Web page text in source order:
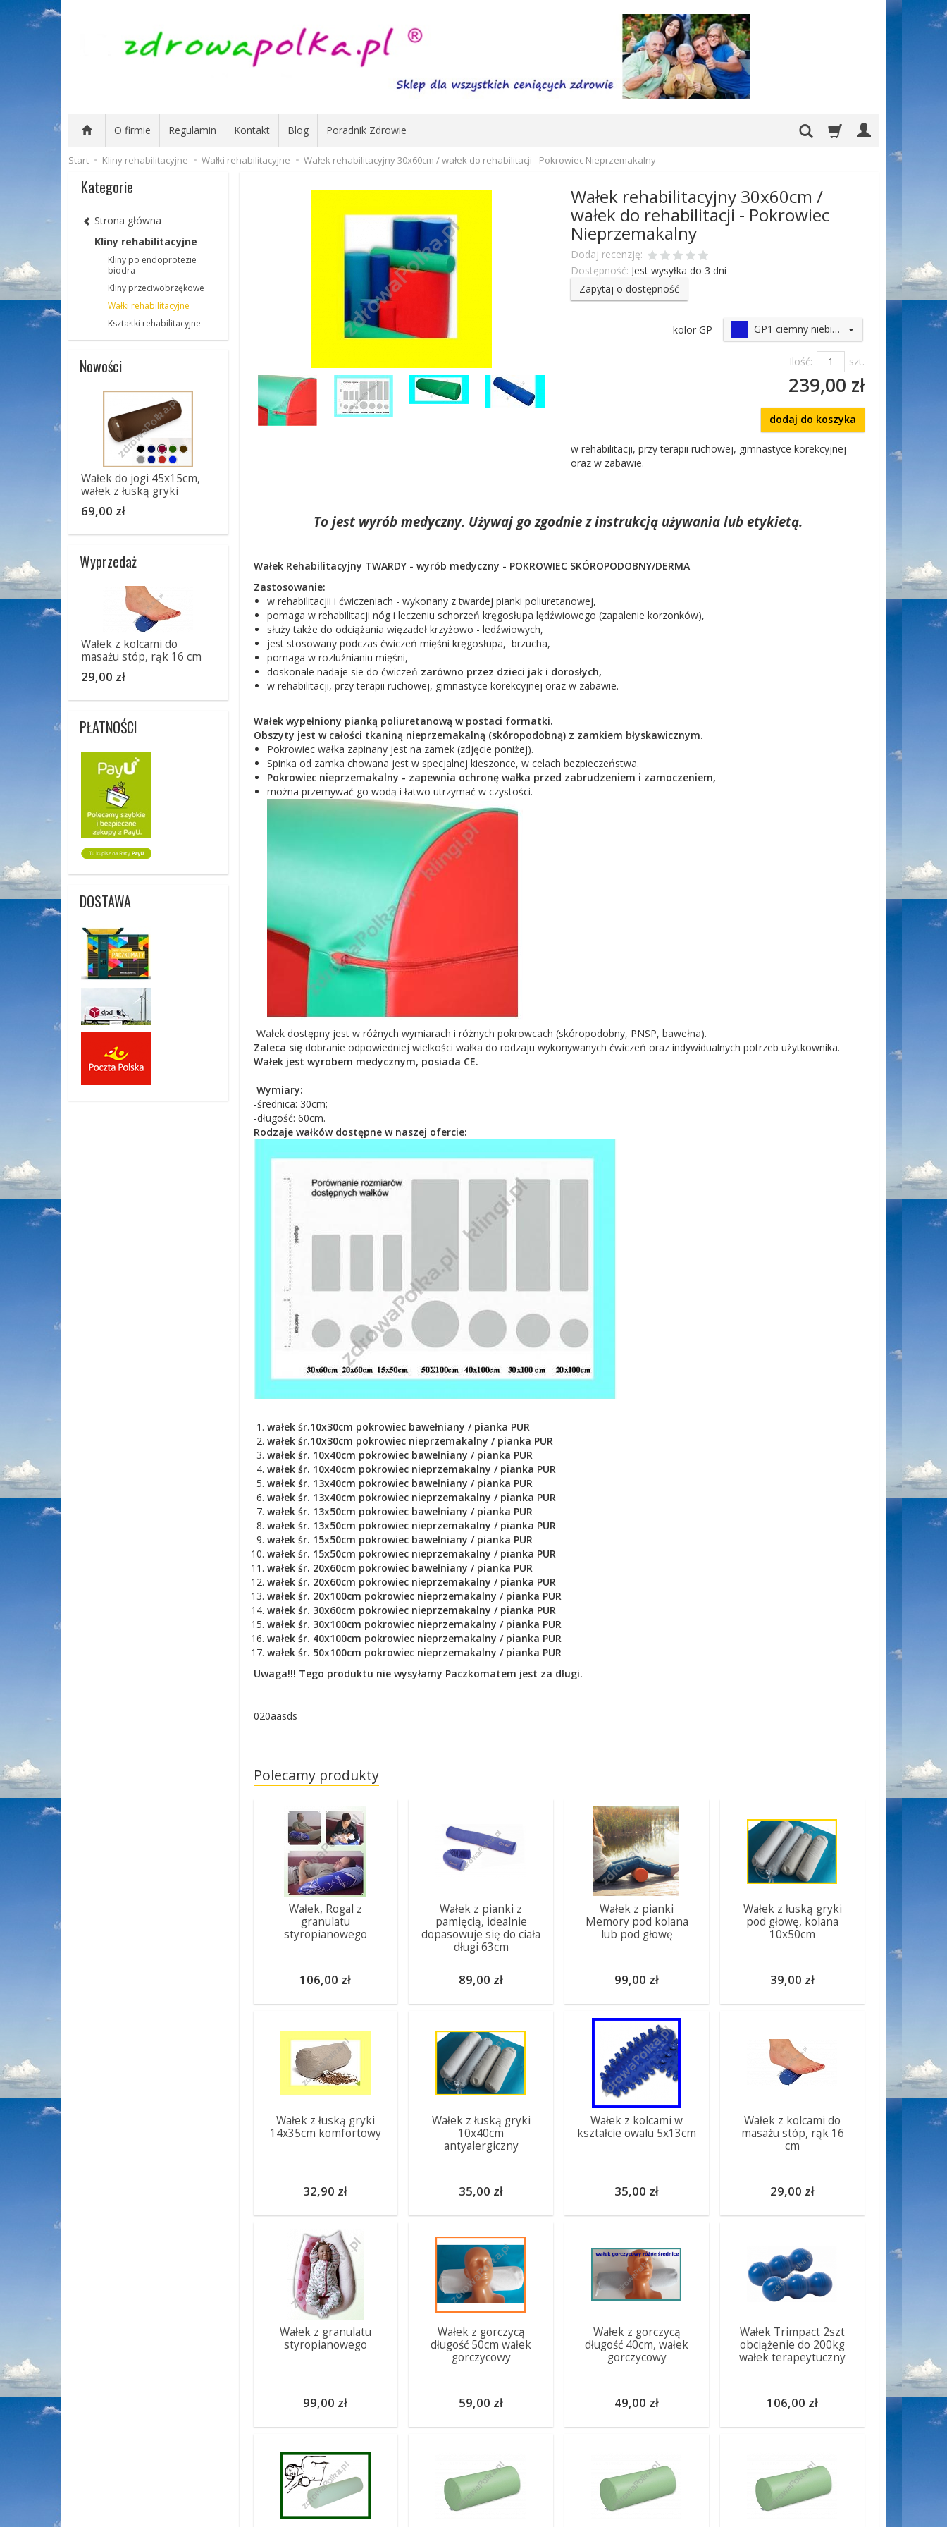
O firmie Regulamin Kontakt Blog Poradnik Zdrowie
Start Kliny rehabilitacyjne Wałki rehabilitacyjne Wałek rehabilitacyjny 30x60cm / wałek do rehabilitacji - Pokrowiec Nieprzemakalny
Wałek rehabilitacyjny 30x60cm /
wałek do rehabilitacji - Pokrowiec
Nieprzemakalny
Dodaj recenzję:
Dostępność: Jest wysyłka do 3 dni
Zapytaj o dostępność
kolor GP GP1 ciemny niebieski
Ilość: szt.
239,00 zł
dodaj do koszyka
w rehabilitacji, przy terapii ruchowej, gimnastyce korekcyjnej
oraz w zabawie.
To jest wyrób medyczny. Używaj go zgodnie z instrukcją używania lub etykietą.
Wałek Rehabilitacyjny TWARDY - wyrób medyczny - POKROWIEC SKÓROPODOBNY/DERMA
Zastosowanie:
w rehabilitacjii i ćwiczeniach - wykonany z twardej pianki poliuretanowej,
pomaga w rehabilitacji nóg i leczeniu schorzeń kręgosłupa lędźwiowego (zapalenie korzonków),
służy także do odciążania więzadeł krzyżowo - ledźwiowych,
jest stosowany podczas ćwiczeń mięśni kręgosłupa, brzucha,
pomaga w rozluźnianiu mięśni,
doskonale nadaje sie do ćwiczeń zarówno przez dzieci jak i dorosłych,
w rehabilitacji, przy terapii ruchowej, gimnastyce korekcyjnej oraz w zabawie.
Wałek wypełniony pianką poliuretanową w postaci formatki.
Obszyty jest w całości tkaniną nieprzemakalną (skóropodobną) z zamkiem błyskawicznym.
Pokrowiec wałka zapinany jest na zamek (zdjęcie poniżej).
Spinka od zamka chowana jest w specjalnej kieszonce, w celach bezpieczeństwa.
Pokrowiec nieprzemakalny - zapewnia ochronę wałka przed zabrudzeniem i zamoczeniem,
można przemywać go wodą i łatwo utrzymać w czystości.
Wałek dostępny jest w różnych wymiarach i różnych pokrowcach (skóropodobny, PNSP, bawełna).
Zaleca siędobranie odpowiedniej wielkości wałka do rodzaju wykonywanych ćwiczeń oraz indywidualnych potrzeb użytkownika.
Wałek jest wyrobem medycznym, posiada CE.
Wymiary:
-średnica: 30cm;
-długość: 60cm.
Rodzaje wałków dostępne w naszej ofercie:
wałek śr.10x30cm pokrowiec bawełniany / pianka PUR
wałek śr.10x30cm pokrowiec nieprzemakalny / pianka PUR
wałek śr. 10x40cm pokrowiec bawełniany / pianka PUR
wałek śr. 10x40cm pokrowiec nieprzemakalny / pianka PUR
wałek śr. 13x40cm pokrowiec bawełniany / pianka PUR
wałek śr. 13x40cm pokrowiec nieprzemakalny / pianka PUR
wałek śr. 13x50cm pokrowiec bawełniany / pianka PUR
wałek śr. 13x50cm pokrowiec nieprzemakalny / pianka PUR
wałek śr. 15x50cm pokrowiec bawełniany / pianka PUR
wałek śr. 15x50cm pokrowiec nieprzemakalny / pianka PUR
wałek śr. 20x60cm pokrowiec bawełniany / pianka PUR
wałek śr. 20x60cm pokrowiec nieprzemakalny / pianka PUR
wałek śr. 20x100cm pokrowiec nieprzemakalny / pianka PUR
wałek śr. 30x60cm pokrowiec nieprzemakalny / pianka PUR
wałek śr. 30x100cm pokrowiec nieprzemakalny / pianka PUR
wałek śr. 40x100cm pokrowiec nieprzemakalny / pianka PUR
wałek śr. 50x100cm pokrowiec nieprzemakalny / pianka PUR
Uwaga!!! Tego produktu nie wysyłamy Paczkomatem jest za długi.
020aasds
Polecamy produkty
Wałek, Rogal z
granulatu
styropianowego
106,00 zł
Wałek z pianki z
pamięcią, idealnie
dopasowuje się do ciała
długi 63cm
89,00 zł
Wałek z pianki
Memory pod kolana
lub pod głowę
99,00 zł
Wałek z łuską gryki
pod głowę, kolana
10x50cm
39,00 zł
Wałek z łuską gryki
14x35cm komfortowy
32,90 zł
Wałek z łuską gryki
10x40cm
antyalergiczny
35,00 zł
Wałek z kolcami w
kształcie owalu 5x13cm
35,00 zł
Wałek z kolcami do
masażu stóp, rąk 16
cm
29,00 zł
Wałek z granulatu
styropianowego
99,00 zł
Wałek z gorczycą
długość 50cm wałek
gorczycowy
59,00 zł
Wałek z gorczycą
długość 40cm, wałek
gorczycowy
49,00 zł
Wałek Trimpact 2szt
obciążenie do 200kg
wałek terapeytuczny
106,00 zł
Kategorie
Strona główna
Kliny rehabilitacyjne
Kliny po endoprotezie
biodra
Kliny przeciwobrzękowe
Wałki rehabilitacyjne
Kształtki rehabilitacyjne
Nowości
Wałek do jogi 45x15cm,
wałek z łuską gryki
69,00 zł
Wyprzedaż
Wałek z kolcami do
masażu stóp, rąk 16 cm
29,00 zł
PŁATNOŚCI
DOSTAWA